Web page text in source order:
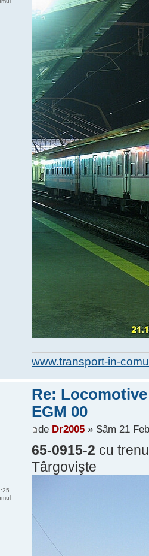
www.transport-in-
Re:
EGM 00
de Dr2005» Sâm 21
65-0915-2 cu
Târgovişte